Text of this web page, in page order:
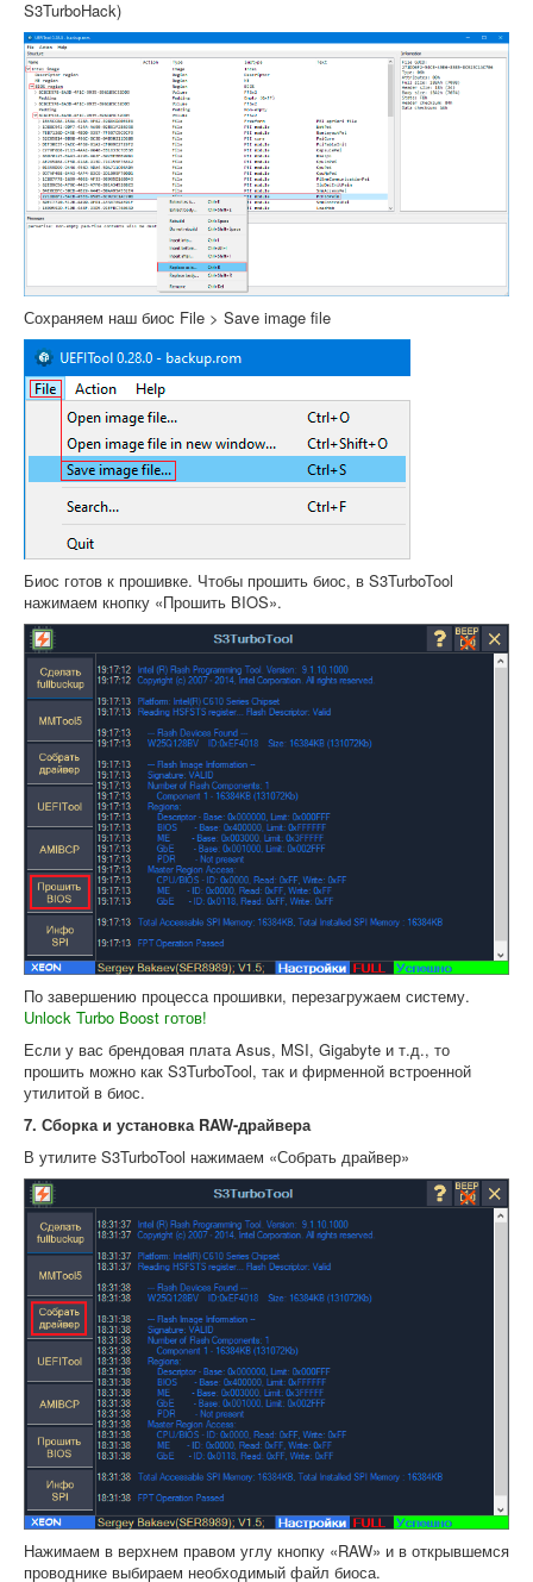
S3TurboHack)
Сохраняем наш биос File > Save image file
Биос готов к прошивке. Чтобы прошить биос, в S3TurboTool
нажимаем кнопку «Прошить BIOS».
По завершению процесса прошивки, перезагружаем систему.
Unlock Turbo Boost готов!
Если у вас брендовая плата Asus, MSI, Gigabyte и т.д., то
прошить можно как S3TurboTool, так и фирменной встроенной
утилитой в биос.
7. Сборка и установка RAW-драйвера
В утилите S3TurboTool нажимаем «Собрать драйвер»
Нажимаем в верхнем правом углу кнопку «RAW» и в открывшемся
проводнике выбираем необходимый файл биоса.